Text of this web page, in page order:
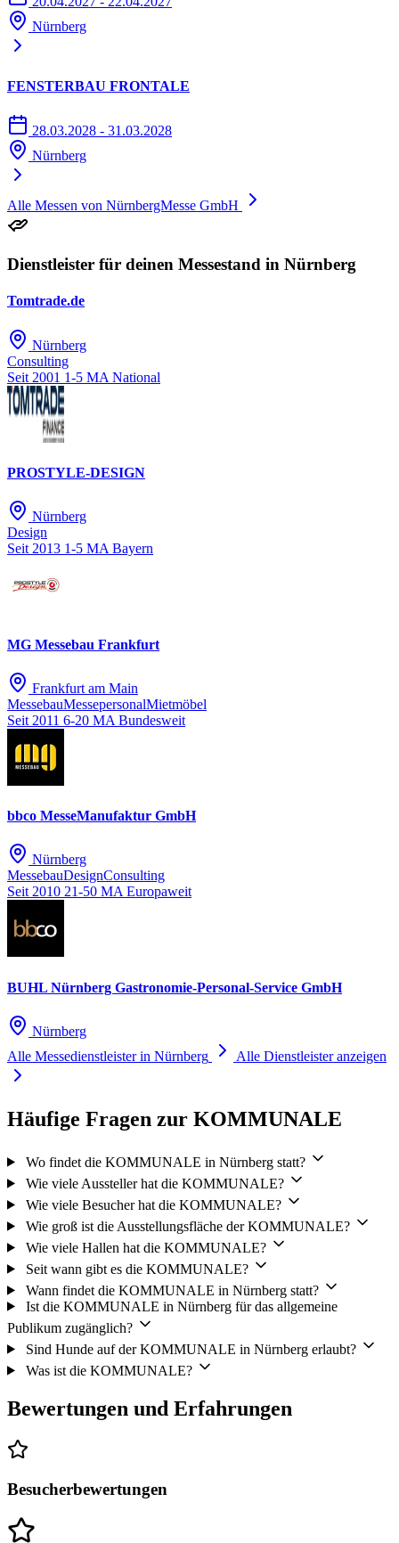
Nürnberg
FENSTERBAU FRONTALE
28.03.2028 - 31.03.2028
Nürnberg
Alle Messen von NürnbergMesse GmbH
Dienstleister für deinen Messestand in Nürnberg
Tomtrade.de
Nürnberg
Consulting
Seit 2001 1-5 MA National
PROSTYLE-DESIGN
Nürnberg
Design
Seit 2013 1-5 MA Bayern
MG Messebau Frankfurt
Frankfurt am Main
MessebauMessepersonalMietmöbel
Seit 2011 6-20 MA Bundesweit
bbco MesseManufaktur GmbH
Nürnberg
MessebauDesignConsulting
Seit 2010 21-50 MA Europaweit
BUHL Nürnberg Gastronomie-Personal-Service GmbH
Nürnberg
Alle Messedienstleister in Nürnberg
Alle Dienstleister anzeigen
Häufige Fragen zur KOMMUNALE
Wo findet die KOMMUNALE in Nürnberg statt?
Wie viele Aussteller hat die KOMMUNALE?
Wie viele Besucher hat die KOMMUNALE?
Wie groß ist die Ausstellungsfläche der KOMMUNALE?
Wie viele Hallen hat die KOMMUNALE?
Seit wann gibt es die KOMMUNALE?
Wann findet die KOMMUNALE in Nürnberg statt?
Ist die KOMMUNALE in Nürnberg für das allgemeine
Publikum zugänglich?
Sind Hunde auf der KOMMUNALE in Nürnberg erlaubt?
Was ist die KOMMUNALE?
Bewertungen und Erfahrungen
Besucherbewertungen